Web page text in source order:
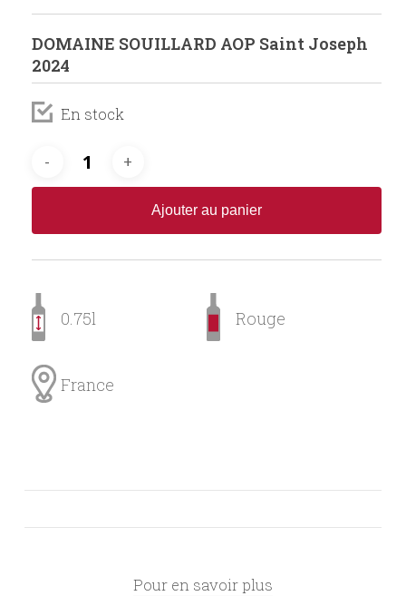
DOMAINE SOUILLARD AOP Saint Joseph
2024
En stock
Ajouter au panier
0.75l Rouge
France
Pour en savoir plus